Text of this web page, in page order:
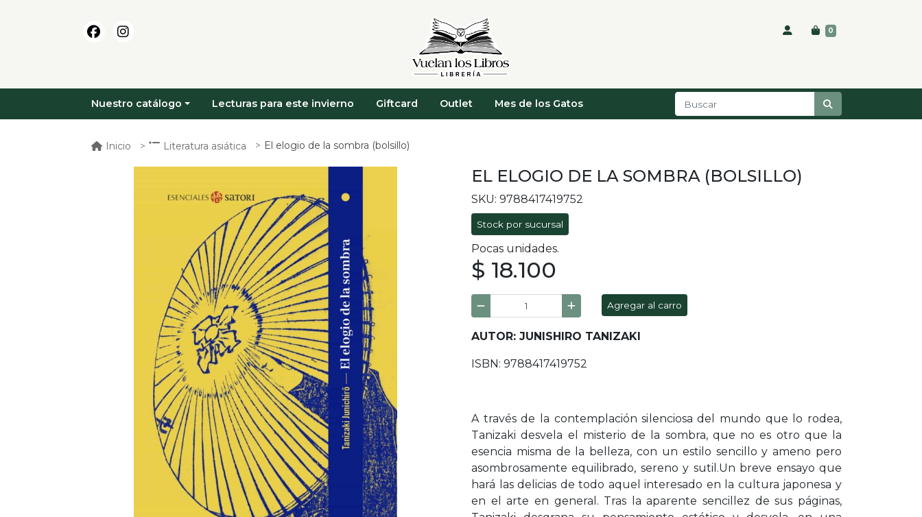
0
Nuestro catálogo Lecturas para este invierno Giftcard Outlet Mes de los Gatos
Inicio Literatura asiática El elogio de la sombra (bolsillo)
EL ELOGIO DE LA SOMBRA (BOLSILLO)
SKU: 9788417419752
Stock por sucursal
Pocas unidades.
$ 18.100
Agregar al carro
AUTOR: JUNISHIRO TANIZAKI
ISBN: 9788417419752
A través de la contemplación silenciosa del mundo que lo rodea,
Tanizaki desvela el misterio de la sombra, que no es otro que la
esencia misma de la belleza, con un estilo sencillo y ameno pero
asombrosamente equilibrado, sereno y sutil.Un breve ensayo que
hará las delicias de todo aquel interesado en la cultura japonesa y
en el arte en general. Tras la aparente sencillez de sus páginas,